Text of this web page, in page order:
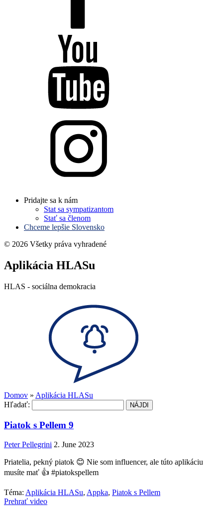
Pridajte sa k nám
Stat sa sympatizantom
Stať sa členom
Chceme lepšie Slovensko
© 2026 Všetky práva vyhradené
Aplikácia HLASu
HLAS - sociálna demokracia
Domov » Aplikácia HLASu
Hľadať:
Piatok s Pellem 9
Peter Pellegrini 2. June 2023
Priatelia, pekný piatok 😊 Nie som influencer, ale túto aplikáciu
musíte mať 👍 #piatokspellem
Téma: Aplikácia HLASu, Appka, Piatok s Pellem
Prehrať video